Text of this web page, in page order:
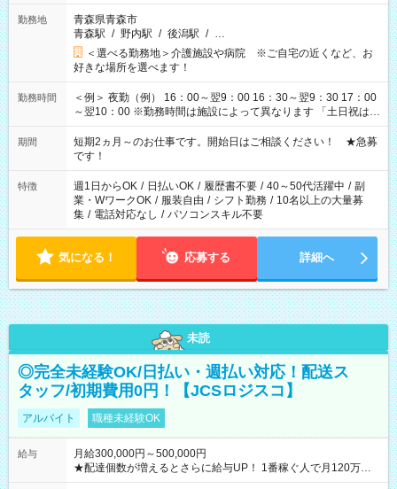
勤務地
青森県青森市
青森駅 / 野内駅 / 後潟駅 / …
＜選べる勤務地＞介護施設や病院 ※ご自宅の近くなど、お
好きな場所を選べます！
勤務時間
＜例＞ 夜勤（例） 16：00～翌9：00 16：30～翌9：30 17：00
～翌10：00 ※勤務時間は施設によって異なります 「土日祝は休
みたい」 「しっかり稼ぎたい」 「もう少し遅い時間から始めた
い」など ご希望にあったお仕事をご案内いたします。 ※未経験
の方の場合は1～2ヶ月間は日中での仕事を経験いただき、 お
仕事に慣れてからの夜勤になります。 ★家庭の都合でお休みが
必要な場合も遠慮なくご相談ください。
期間
短期2ヵ月～のお仕事です。開始日はご相談ください！ ★急募
です！
特徴 週1日からOK / 日払いOK / 履歴書不要 / 40～50代活躍中 / 副
業・WワークOK / 服装自由 / シフト勤務 / 10名以上の大量募
集 / 電話対応なし / パソコンスキル不要
気になる！ 応募する 詳細へ
未読
◎完全未経験OK/日払い・週払い対応！配送ス
タッフ/初期費用0円！【JCSロジスコ】
アルバイト 職種未経験OK
給与
月給300,000円～500,000円
★配達個数が増えるとさらに給与UP！ 1番稼ぐ人で月120万ほ
ど！ ・主要都市エリア 月収55万円／週5日稼働 月収65万~112